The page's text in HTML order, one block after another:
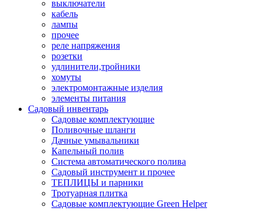
выключатели
кабель
лампы
прочее
реле напряжения
розетки
удлинители,тройники
хомуты
электромонтажные изделия
элементы питания
Садовый инвентарь
Садовые комплектующие
Поливочные шланги
Дачные умывальники
Капельный полив
Система автоматического полива
Садовый инструмент и прочее
ТЕПЛИЦЫ и парники
Тротуарная плитка
Садовые комплектующие Green Helper